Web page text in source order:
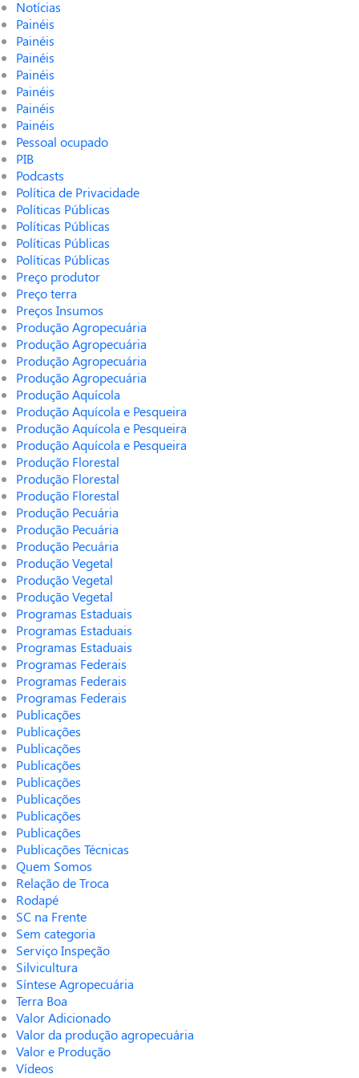
Notícias
Painéis
Painéis
Painéis
Painéis
Painéis
Painéis
Painéis
Pessoal ocupado
PIB
Podcasts
Política de Privacidade
Políticas Públicas
Políticas Públicas
Políticas Públicas
Políticas Públicas
Preço produtor
Preço terra
Preços Insumos
Produção Agropecuária
Produção Agropecuária
Produção Agropecuária
Produção Agropecuária
Produção Aquícola
Produção Aquícola e Pesqueira
Produção Aquícola e Pesqueira
Produção Aquícola e Pesqueira
Produção Florestal
Produção Florestal
Produção Florestal
Produção Pecuária
Produção Pecuária
Produção Pecuária
Produção Vegetal
Produção Vegetal
Produção Vegetal
Programas Estaduais
Programas Estaduais
Programas Estaduais
Programas Federais
Programas Federais
Programas Federais
Publicações
Publicações
Publicações
Publicações
Publicações
Publicações
Publicações
Publicações
Publicações Técnicas
Quem Somos
Relação de Troca
Rodapé
SC na Frente
Sem categoria
Serviço Inspeção
Silvicultura
Síntese Agropecuária
Terra Boa
Valor Adicionado
Valor da produção agropecuária
Valor e Produção
Vídeos